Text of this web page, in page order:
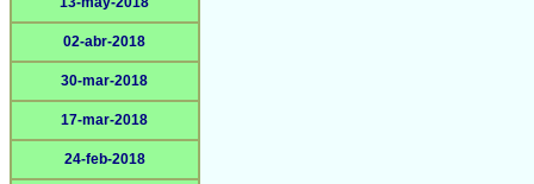
02-abr-2018
30-mar-2018
17-mar-2018
24-feb-2018